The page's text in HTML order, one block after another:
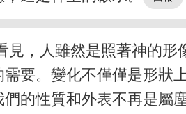
，人雖然是照著神的
要。變化不僅僅是形狀
的性質和外表不再是屬